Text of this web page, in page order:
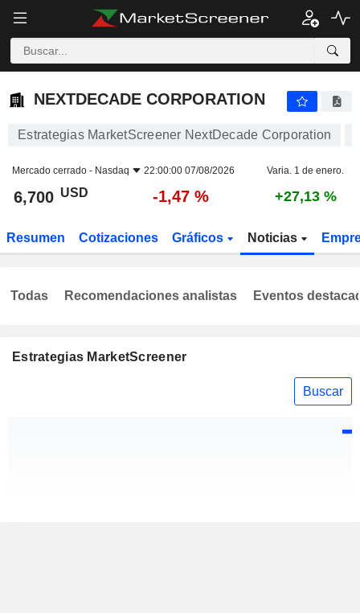
NEXTDECADE CORPORATION
Estrategias MarketScreener NextDecade Corporation
Mercado cerrado - Nasdaq 22:00:00 07/08/2026 Varia. 1 de enero.
6,700 USD -1,47 % +27,13 %
Resumen Cotizaciones Gráficos Noticias
Estrategias MarketScreener
Buscar
Todas Recomendaciones analistas Eventos